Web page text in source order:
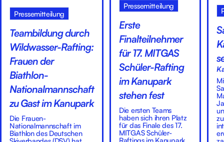
Pressemitteilung
Teambildung durch
Wildwasser-Rafting:
Frauen der
Biathlon-
Nationalmannschaft
zu Gast im Kanupark
Die Frauen-
Nationalmannschaft im
Biathlon des Deutschen
Pressemitteilung
Erste
Finalteilnehmer
für 17. MITGAS
Schüler-Rafting
im Kanupark
stehen fest
Die ersten Teams
haben sich ihren Platz
für das Finale des 17.
MITGAS Schüler-
Raftings im Kanupark